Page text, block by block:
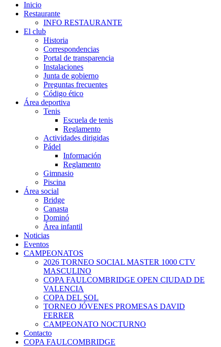
Inicio
Restaurante
INFO RESTAURANTE
El club
Historia
Correspondencias
Portal de transparencia
Instalaciones
Junta de gobierno
Preguntas frecuentes
Código ético
Área deportiva
Tenis
Escuela de tenis
Reglamento
Actividades dirigidas
Pádel
Información
Reglamento
Gimnasio
Piscina
Área social
Bridge
Canasta
Dominó
Área infantil
Noticias
Eventos
CAMPEONATOS
2026 TORNEO SOCIAL MASTER 1000 CTV
MASCULINO
COPA FAULCOMBRIDGE OPEN CIUDAD DE
VALENCIA
COPA DEL SOL
TORNEO JÓVENES PROMESAS DAVID
FERRER
CAMPEONATO NOCTURNO
Contacto
COPA FAULCOMBRIDGE